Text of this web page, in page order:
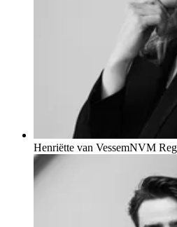
Henriëtte van VessemNVM